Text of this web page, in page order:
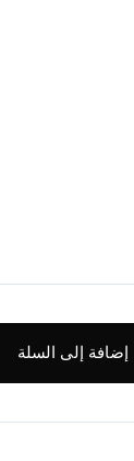
إضافة إلى السلة